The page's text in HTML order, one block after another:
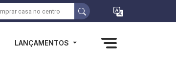
LANÇAMENTOS